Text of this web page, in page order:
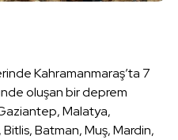
Kahramanmaraş’ta 7
oluşan bir deprem
Malatya,
Batman, Muş, Mardin,